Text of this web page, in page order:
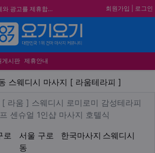
합법적이고 건전한 업체와 광고를 제휴합니다.
안내★
내사항 ★
및 회원탈퇴 됩니다.
회원가입 로그인
게시판 제휴안내
동 스웨디시 마사지
스웨디시 마사지 [ 라움테라피 ]
동 건마 [ 라움 ] 스
라움 ] 스웨디시 로미로미 감성테라피
센슈얼 1인샵 마사지 호텔식
로
서울 구로
동
한국마사지 스웨디시